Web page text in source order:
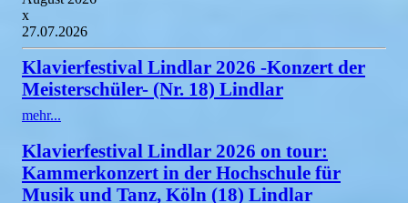
x
27.07.2026
Klavierfestival Lindlar 2026 -Konzert der
Meisterschüler- (Nr. 18) Lindlar
mehr...
Klavierfestival Lindlar 2026 on tour:
Kammerkonzert in der Hochschule für
Musik und Tanz, Köln (18) Lindlar